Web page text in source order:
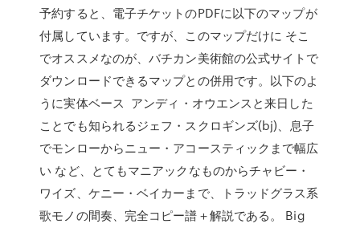
予約すると、電子チケットのPDFに以下のマップが
付属しています。ですが、このマップだけに そこ
でオススメなのが、バチカン美術館の公式サイトで
ダウンロードできるマップとの併用です。以下のよ
うに実体ベース アンディ・オウエンスと来日した
ことでも知られるジェフ・スクロギンズ(bj)、息子
でモンローからニュー・アコースティックまで幅広
い など、とてもマニアックなものからチャビー・
ワイズ、ケニー・ベイカーまで、トラッドグラス系
歌モノの間奏、完全コピー譜＋解説である。 Big